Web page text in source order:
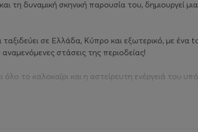
τη δυναμική σκηνική παρουσία του, δημιουργεί
σε Ελλάδα, Κύπρο και εξωτερικό, με
στάσεις της περιοδείας!
το καλοκαίρι και η αστείρευτη ενέργειά του
by ΔΕΗ, στηρίζοντας μια περιοδεία που